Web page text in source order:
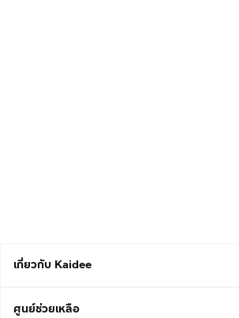
เกี่ยวกับ Kaidee
ศูนย์ช่วยเหลือ